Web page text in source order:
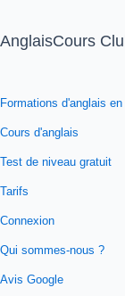
AnglaisCours
Formations d'anglais
Cours d'anglais
Test de niveau gratuit
Tarifs
Connexion
Qui sommes-nous ?
Avis Google